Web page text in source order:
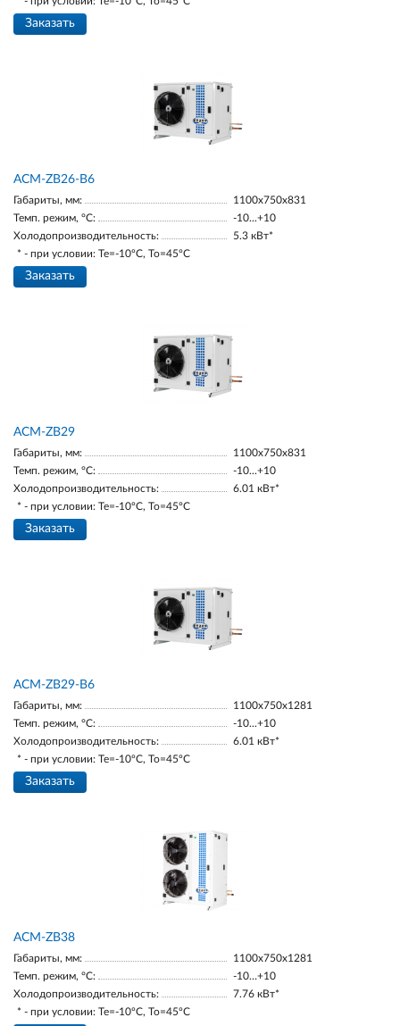
Заказать
ACM-ZB26-В6
Габариты, мм:
1100х750х831
Темп. режим, °С:
-10...+10
Холодопроизводительность:
5.3 кВт*
* - при условии: Te=-10ºC, To=45ºC
Заказать
ACM-ZB29
Габариты, мм:
1100х750х831
Темп. режим, °С:
-10...+10
Холодопроизводительность:
6.01 кВт*
* - при условии: Te=-10ºC, To=45ºC
Заказать
ACM-ZB29-В6
Габариты, мм:
1100х750х1281
Темп. режим, °С:
-10...+10
Холодопроизводительность:
6.01 кВт*
* - при условии: Te=-10ºC, To=45ºC
Заказать
ACM-ZB38
Габариты, мм:
1100х750х1281
Темп. режим, °С:
-10…+10
Холодопроизводительность:
7.76 кВт*
* - при условии: Te=-10ºC, To=45ºC